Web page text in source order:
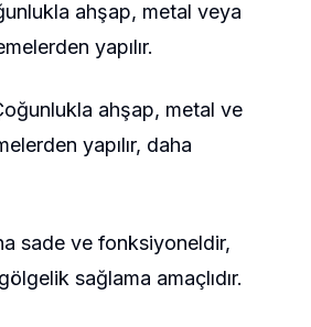
ahşap, metal veya
yapılır.
ahşap, metal ve
yapılır, daha
sade ve fonksiyoneldir,
sağlama amaçlıdır.